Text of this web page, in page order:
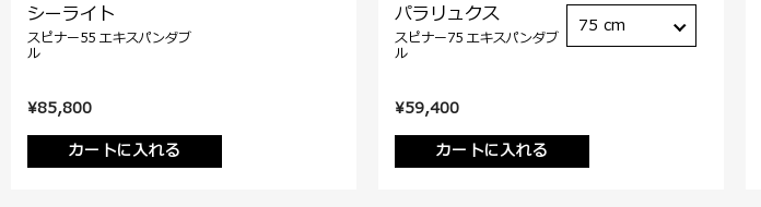
¥85,800
カートに入れる
シーライト
スピナー55 エキスパンダブ
ル
¥59,400
カートに入れる
パラリュクス
スピナー75 エキスパンダブ
ル
75 cm